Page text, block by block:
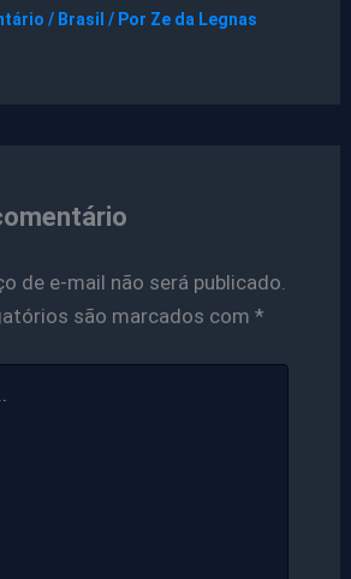
/ Brasil / Por Ze da Legnas
de e-mail não será publicado.
são marcados com *